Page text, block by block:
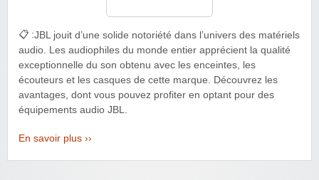
📋 :JBL jouit d’une solide notoriété dans l’univers des matériels
audio. Les audiophiles du monde entier apprécient la qualité
exceptionnelle du son obtenu avec les enceintes, les
écouteurs et les casques de cette marque. Découvrez les
avantages, dont vous pouvez profiter en optant pour des
équipements audio JBL.
En savoir plus ››